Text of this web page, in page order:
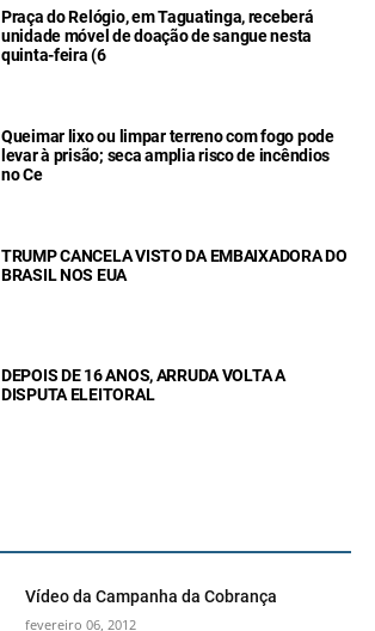
Praça do Relógio, em Taguatinga, receberá
unidade móvel de doação de sangue nesta
quinta-feira (6
Queimar lixo ou limpar terreno com fogo pode
levar à prisão; seca amplia risco de incêndios
no Ce
TRUMP CANCELA VISTO DA EMBAIXADORA DO
BRASIL NOS EUA
DEPOIS DE 16 ANOS, ARRUDA VOLTA A
DISPUTA ELEITORAL
Vídeo da Campanha da Cobrança
fevereiro 06, 2012